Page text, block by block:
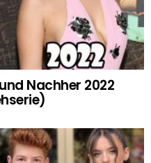
Nachher 2022